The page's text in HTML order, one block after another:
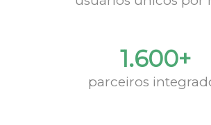
1.600+
parceiros